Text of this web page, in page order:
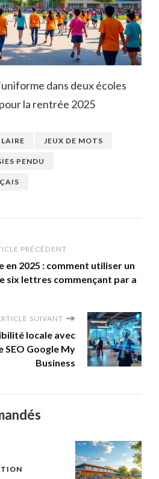
dans deux écoles
la rentrée 2025
JEUX DE MOTS
PENDU
PRÉCÉDENT
en 2025 : comment utiliser un
six lettres commençant par a
SUIVANT
locale avec
SEO Google My
Business